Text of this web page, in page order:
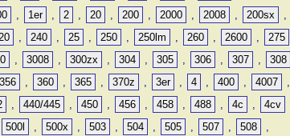
, 1er , 2 , 20 , 200 , 2000 , 2008 , 200sx
,
, 240 , 25 , 250 , 250lm , 260 , 2600 ,
275
, 3008 , 300zx , 304 , 305 , 306 , 307 ,
308
356 , 360 , 365 , 370z , 3er , 4 , 400 , 4007
,
, 440/445 , 450 , 456 , 458 , 488 , 4c , 4cv
500l , 500x , 503 , 504 , 505 , 507 , 508
,